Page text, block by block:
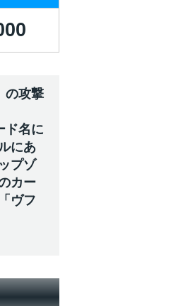
の攻撃
ド名に
にあ
プゾ
カー
ヴフ